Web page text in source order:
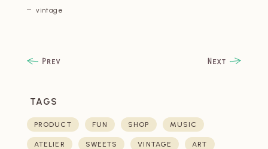
vintage
TAGS
PRODUCT FUN SHOP MUSIC
ATELIER SWEETS VINTAGE ART